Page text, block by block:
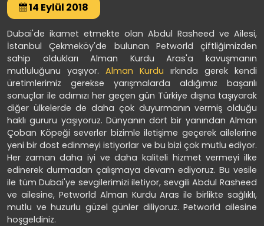
14 Eylül 2018
Dubai'de ikamet etmekte olan Abdul Rasheed ve Ailesi,
İstanbul Çekmeköy'de bulunan Petworld çiftliğimizden
sahip oldukları Alman Kurdu Aras'a kavuşmanın
mutluluğunu yaşıyor. Alman Kurdu ırkında gerek kendi
üretimlerimiz gerekse yarışmalarda aldığımız başarılı
sonuçlar ile adımızı her geçen gün Türkiye dışına taşıyarak
diğer ülkelerde de daha çok duyurmanın vermiş olduğu
haklı gururu yaşıyoruz. Dünyanın dört bir yanından Alman
Çoban Köpeği severler bizimle iletişime geçerek ailelerine
yeni bir dost edinmeyi istiyorlar ve bu bizi çok mutlu ediyor.
Her zaman daha iyi ve daha kaliteli hizmet vermeyi ilke
edinerek durmadan çalışmaya devam ediyoruz. Bu vesile
ile tüm Dubai'ye sevgilerimizi iletiyor, sevgili Abdul Rasheed
ve ailesine, Petworld Alman Kurdu Aras ile birlikte sağlıklı,
mutlu ve huzurlu güzel günler diliyoruz. Petworld ailesine
hoşgeldiniz.